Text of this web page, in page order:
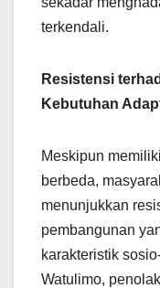
terkendali.
Resistensi
Kebutuhan
Meskipun
berbeda,
menunjukkan
pembangunan
karakteristik
Watulimo,